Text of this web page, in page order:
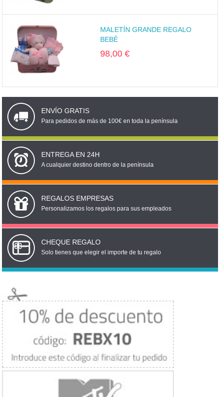
MALETÍN GRANDE REGALO
BEBÉ
98,00 €
ENVÍO GRATIS
Para pedidos de más de 100€ en toda la península
ENTREGA EN 24H
A cualquier destino dentro de la península
REGALOS EMPRESAS
Personalizamos los regalos para sus empleados
CHEQUE REGALO
Solo tienes que elegir el importe de tu regalo